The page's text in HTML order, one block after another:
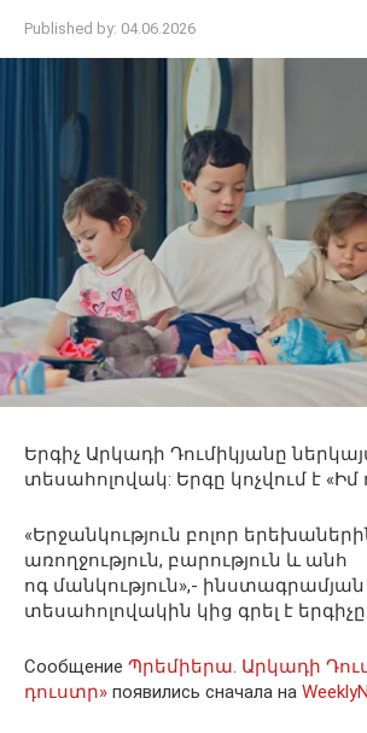
Published by: 04.06.2026
Երգիչ Արկադի Դումիկյանը
տեսահոլովակ: Երգը կոչվում է «Իմ
«Երջանկություն բոլոր
առողջություն, բարություն և անհ
ոգ մանկություն»,- ինստագրամյան
տեսահոլովակին կից գրել է երգիչը:
Сообщение Պրեմիերա. Արկադի
դուստր» появились сначала на